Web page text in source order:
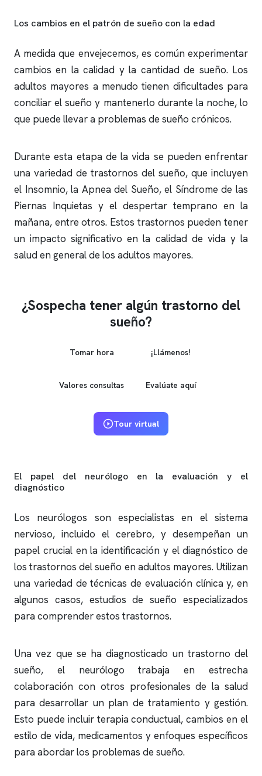
Los cambios en el patrón de sueño con la edad
A medida que envejecemos, es común experimentar
cambios en la calidad y la cantidad de sueño. Los
adultos mayores a menudo tienen dificultades para
conciliar el sueño y mantenerlo durante la noche, lo
que puede llevar a problemas de sueño crónicos.
Durante esta etapa de la vida se pueden enfrentar
una variedad de trastornos del sueño, que incluyen
el Insomnio, la Apnea del Sueño, el Síndrome de las
Piernas Inquietas y el despertar temprano en la
mañana, entre otros. Estos trastornos pueden tener
un impacto significativo en la calidad de vida y la
salud en general de los adultos mayores.
¿Sospecha tener algún trastorno del
sueño?
Tomar hora ¡Llámenos!
Valores consultas Evalúate aquí
Tour virtual
El papel del neurólogo en la evaluación y el
diagnóstico
Los neurólogos son especialistas en el sistema
nervioso, incluido el cerebro, y desempeñan un
papel crucial en la identificación y el diagnóstico de
los trastornos del sueño en adultos mayores. Utilizan
una variedad de técnicas de evaluación clínica y, en
algunos casos, estudios de sueño especializados
para comprender estos trastornos.
Una vez que se ha diagnosticado un trastorno del
sueño, el neurólogo trabaja en estrecha
colaboración con otros profesionales de la salud
para desarrollar un plan de tratamiento y gestión.
Esto puede incluir terapia conductual, cambios en el
estilo de vida, medicamentos y enfoques específicos
para abordar los problemas de sueño.